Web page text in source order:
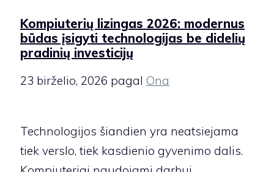
Kompiuterių lizingas 2026: modernus
būdas įsigyti technologijas be didelių
pradinių investicijų
23 birželio, 2026 pagal Ona
Technologijos šiandien yra neatsiejama
tiek verslo, tiek kasdienio gyvenimo dalis.